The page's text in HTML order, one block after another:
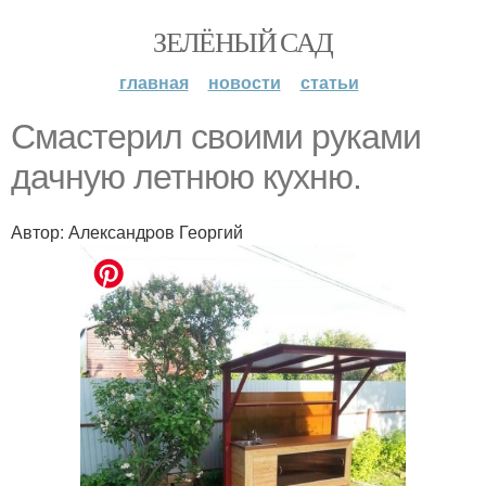
ЗЕЛЁНЫЙ САД
главная новости статьи
Смастерил своими руками
дачную летнюю кухню.
Автор: Александpов Георгий